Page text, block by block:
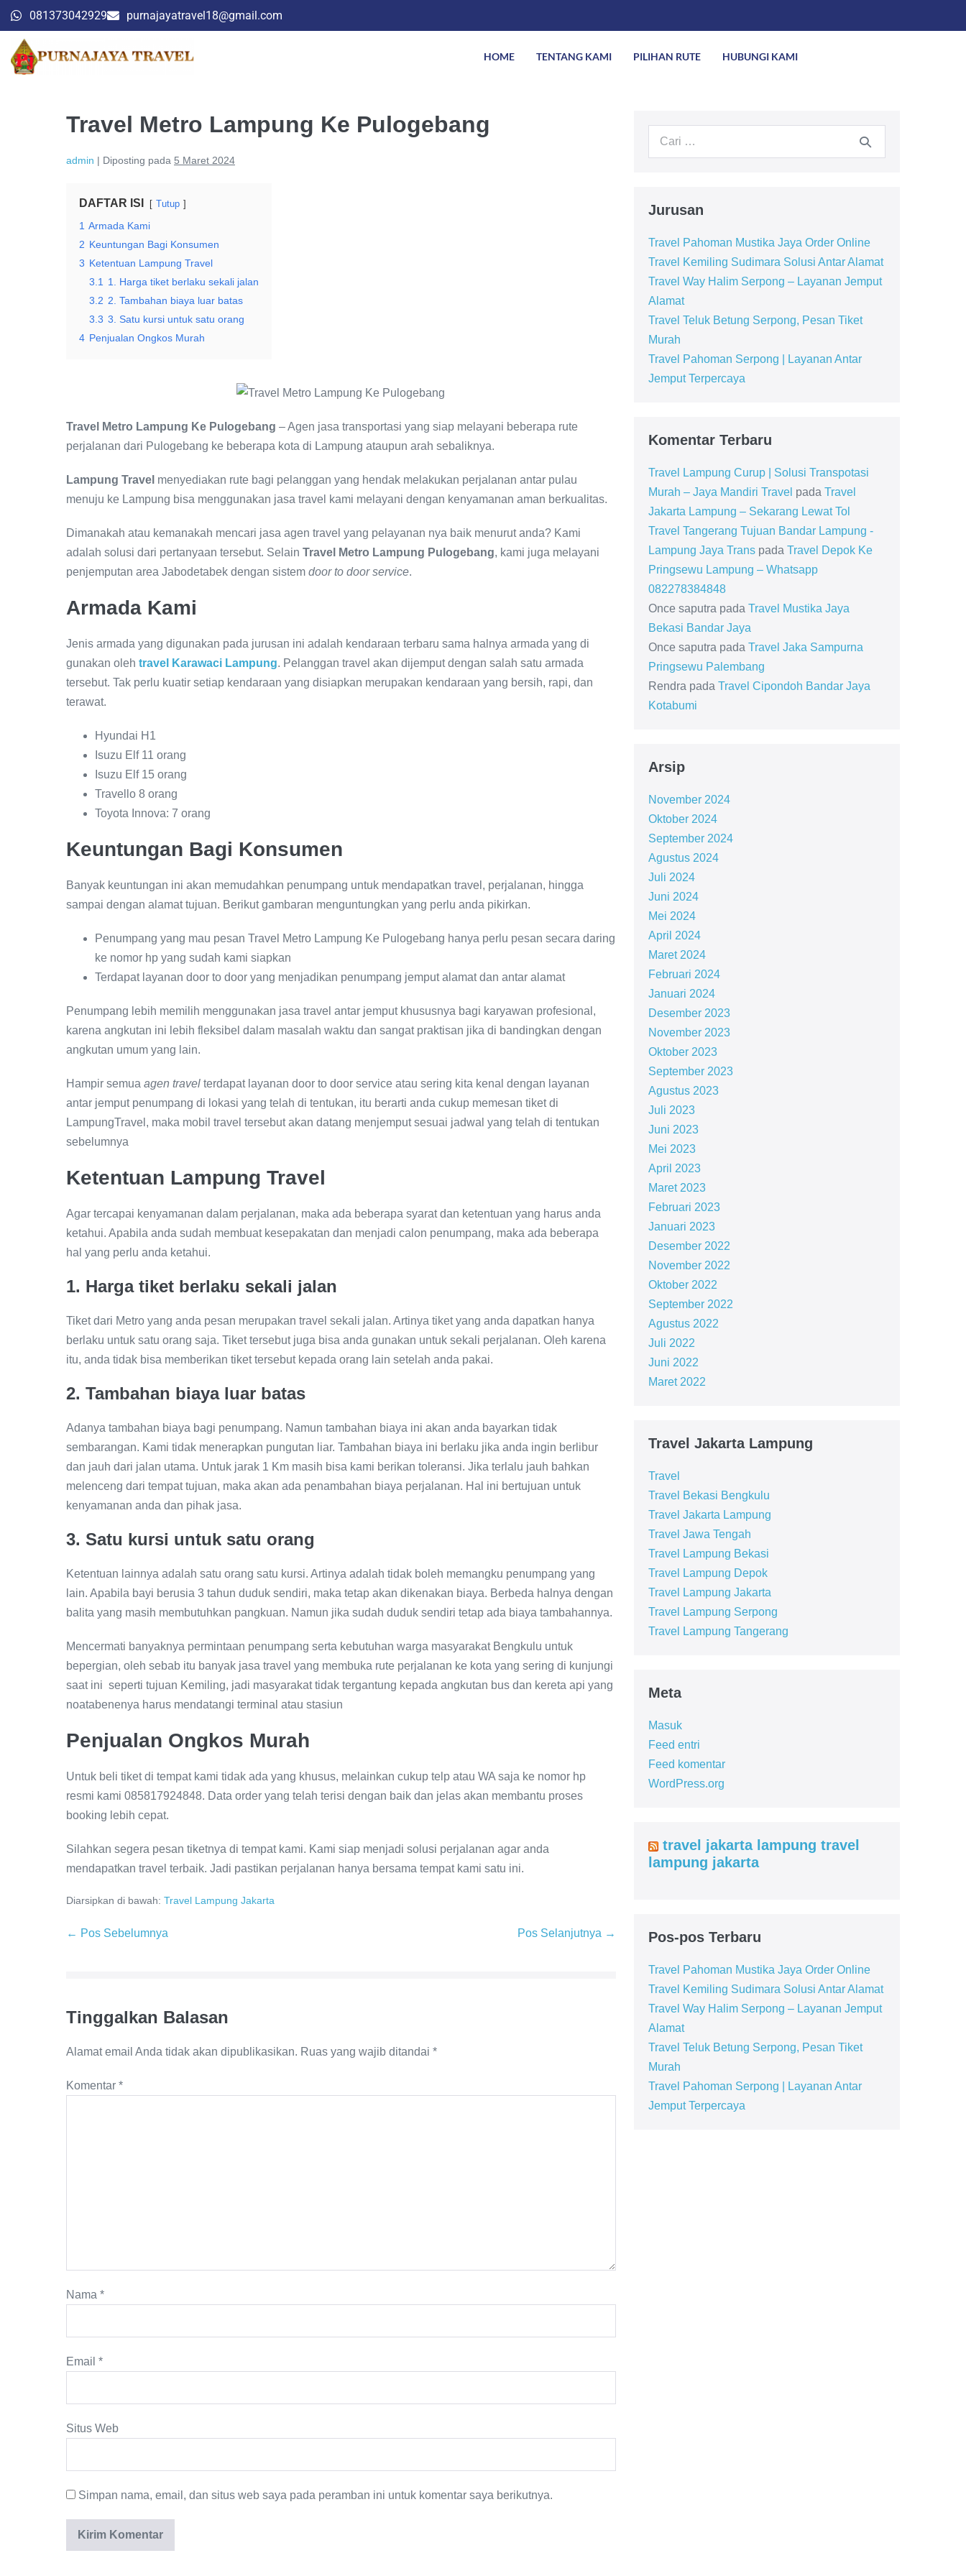
081373042929 purnajayatravel18@gmail.com
HOME TENTANG KAMI PILIHAN RUTE HUBUNGI KAMI
Travel Metro Lampung Ke Pulogebang
admin | Diposting pada 5 Maret 2024
DAFTAR ISI Tutup
1 Armada Kami
2 Keuntungan Bagi Konsumen
3 Ketentuan Lampung Travel
3.1
1. Harga tiket berlaku sekali jalan
3.2 2. Tambahan biaya luar batas
3.3 3. Satu kursi untuk satu orang
4 Penjualan Ongkos Murah
Travel Metro Lampung Ke Pulogebang – Agen jasa transportasi yang siap melayani beberapa rute
perjalanan dari Pulogebang ke beberapa kota di Lampung ataupun arah sebaliknya.
Lampung Travel menyediakan rute bagi pelanggan yang hendak melakukan perjalanan antar pulau
menuju ke Lampung bisa menggunakan jasa travel kami melayani dengan kenyamanan aman berkualitas.
Dimanakah atau kemanakah mencari jasa agen travel yang pelayanan nya baik menurut anda? Kami
adalah solusi dari pertanyaan tersebut. Selain Travel Metro Lampung Pulogebang, kami juga melayani
penjemputan area Jabodetabek dengan sistem door to door service.
Armada Kami
Jenis armada yang digunakan pada jurusan ini adalah kendaraan terbaru sama halnya armada yang di
gunakan oleh travel Karawaci Lampung. Pelanggan travel akan dijemput dengan salah satu armada
tersebut. Tak perlu kuatir setiap kendaraan yang disiapkan merupakan kendaraan yang bersih, rapi, dan
terawat.
Hyundai H1
Isuzu Elf 11 orang
Isuzu Elf 15 orang
Travello 8 orang
Toyota Innova: 7 orang
Keuntungan Bagi Konsumen
Banyak keuntungan ini akan memudahkan penumpang untuk mendapatkan travel, perjalanan, hingga
sampai dengan alamat tujuan. Berikut gambaran menguntungkan yang perlu anda pikirkan.
Penumpang yang mau pesan Travel Metro Lampung Ke Pulogebang hanya perlu pesan secara daring
ke nomor hp yang sudah kami siapkan
Terdapat layanan door to door yang menjadikan penumpang jemput alamat dan antar alamat
Penumpang lebih memilih menggunakan jasa travel antar jemput khususnya bagi karyawan profesional,
karena angkutan ini lebih fleksibel dalam masalah waktu dan sangat praktisan jika di bandingkan dengan
angkutan umum yang lain.
Hampir semua agen travel terdapat layanan door to door service atau sering kita kenal dengan layanan
antar jemput penumpang di lokasi yang telah di tentukan, itu berarti anda cukup memesan tiket di
LampungTravel, maka mobil travel tersebut akan datang menjemput sesuai jadwal yang telah di tentukan
sebelumnya
Ketentuan Lampung Travel
Agar tercapai kenyamanan dalam perjalanan, maka ada beberapa syarat dan ketentuan yang harus anda
ketahui. Apabila anda sudah membuat kesepakatan dan menjadi calon penumpang, maka ada beberapa
hal yang perlu anda ketahui.
1. Harga tiket berlaku sekali jalan
Tiket dari Metro yang anda pesan merupakan travel sekali jalan. Artinya tiket yang anda dapatkan hanya
berlaku untuk satu orang saja. Tiket tersebut juga bisa anda gunakan untuk sekali perjalanan. Oleh karena
itu, anda tidak bisa memberikan tiket tersebut kepada orang lain setelah anda pakai.
2. Tambahan biaya luar batas
Adanya tambahan biaya bagi penumpang. Namun tambahan biaya ini akan anda bayarkan tidak
sembarangan. Kami tidak menerapkan pungutan liar. Tambahan biaya ini berlaku jika anda ingin berlibur
dan jauh dari jalan utama. Untuk jarak 1 Km masih bisa kami berikan toleransi. Jika terlalu jauh bahkan
melenceng dari tempat tujuan, maka akan ada penambahan biaya perjalanan. Hal ini bertujuan untuk
kenyamanan anda dan pihak jasa.
3. Satu kursi untuk satu orang
Ketentuan lainnya adalah satu orang satu kursi. Artinya adalah tidak boleh memangku penumpang yang
lain. Apabila bayi berusia 3 tahun duduk sendiri, maka tetap akan dikenakan biaya. Berbeda halnya dengan
balita yang masih membutuhkan pangkuan. Namun jika sudah duduk sendiri tetap ada biaya tambahannya.
Mencermati banyaknya permintaan penumpang serta kebutuhan warga masyarakat Bengkulu untuk
bepergian, oleh sebab itu banyak jasa travel yang membuka rute perjalanan ke kota yang sering di kunjungi
saat ini seperti tujuan Kemiling, jadi masyarakat tidak tergantung kepada angkutan bus dan kereta api yang
noatabenenya harus mendatangi terminal atau stasiun
Penjualan Ongkos Murah
Untuk beli tiket di tempat kami tidak ada yang khusus, melainkan cukup telp atau WA saja ke nomor hp
resmi kami 085817924848. Data order yang telah terisi dengan baik dan jelas akan membantu proses
booking lebih cepat.
Silahkan segera pesan tiketnya di tempat kami. Kami siap menjadi solusi perjalanan agar anda
mendapatkan travel terbaik. Jadi pastikan perjalanan hanya bersama tempat kami satu ini.
Diarsipkan di bawah: Travel Lampung Jakarta
← Pos Sebelumnya Pos Selanjutnya →
Tinggalkan Balasan
Alamat email Anda tidak akan dipublikasikan. Ruas yang wajib ditandai *
Komentar *
Nama *
Email *
Situs Web
Simpan nama, email, dan situs web saya pada peramban ini untuk komentar saya berikutnya.
Jurusan
Travel Pahoman Mustika Jaya Order Online
Travel Kemiling Sudimara Solusi Antar Alamat
Travel Way Halim Serpong – Layanan Jemput
Alamat
Travel Teluk Betung Serpong, Pesan Tiket
Murah
Travel Pahoman Serpong | Layanan Antar
Jemput Terpercaya
Komentar Terbaru
Travel Lampung Curup | Solusi Transpotasi
Murah – Jaya Mandiri Travel pada Travel
Jakarta Lampung – Sekarang Lewat Tol
Travel Tangerang Tujuan Bandar Lampung -
Lampung Jaya Transpada Travel Depok Ke
Pringsewu Lampung – Whatsapp
082278384848
Once saputra pada Travel Mustika Jaya
Bekasi Bandar Jaya
Once saputra pada Travel Jaka Sampurna
Pringsewu Palembang
Rendra pada Travel Cipondoh Bandar Jaya
Kotabumi
Arsip
November 2024
Oktober 2024
September 2024
Agustus 2024
Juli 2024
Juni 2024
Mei 2024
April 2024
Maret 2024
Februari 2024
Januari 2024
Desember 2023
November 2023
Oktober 2023
September 2023
Agustus 2023
Juli 2023
Juni 2023
Mei 2023
April 2023
Maret 2023
Februari 2023
Januari 2023
Desember 2022
November 2022
Oktober 2022
September 2022
Agustus 2022
Juli 2022
Juni 2022
Maret 2022
Travel Jakarta Lampung
Travel
Travel Bekasi Bengkulu
Travel Jakarta Lampung
Travel Jawa Tengah
Travel Lampung Bekasi
Travel Lampung Depok
Travel Lampung Jakarta
Travel Lampung Serpong
Travel Lampung Tangerang
Meta
Masuk
Feed entri
Feed komentar
WordPress.org
travel jakarta lampung travel
lampung jakarta
Pos-pos Terbaru
Travel Pahoman Mustika Jaya Order Online
Travel Kemiling Sudimara Solusi Antar Alamat
Travel Way Halim Serpong – Layanan Jemput
Alamat
Travel Teluk Betung Serpong, Pesan Tiket
Murah
Travel Pahoman Serpong | Layanan Antar
Jemput Terpercaya